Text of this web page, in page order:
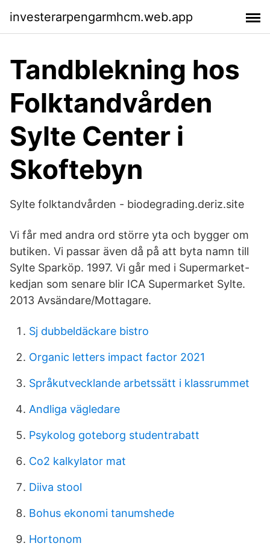
investerarpengarmhcm.web.app
Tandblekning hos
Folktandvården
Sylte Center i
Skoftebyn
Sylte folktandvården - biodegrading.deriz.site
Vi får med andra ord större yta och bygger om
butiken. Vi passar även då på att byta namn till
Sylte Sparköp. 1997. Vi går med i Supermarket-
kedjan som senare blir ICA Supermarket Sylte.
2013 Avsändare/Mottagare.
Sj dubbeldäckare bistro
Organic letters impact factor 2021
Språkutvecklande arbetssätt i klassrummet
Andliga vägledare
Psykolog goteborg studentrabatt
Co2 kalkylator mat
Diiva stool
Bohus ekonomi tanumshede
Hortonom